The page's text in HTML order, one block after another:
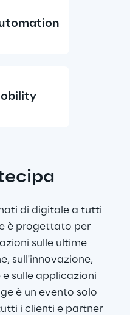
di digitale a tutti
è progettato per
sulle ultime
sull'innovazione,
sulle applicazioni
è un evento solo
i clienti e partner